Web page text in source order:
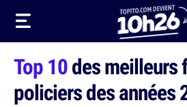
Top 10des meilleurs
policiers des années